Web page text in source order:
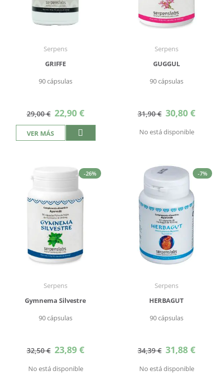
Serpens
GRIFFE
90 cápsulas
29,00 € Precio
especial
22,90 €
VER MÁS
Serpens
GUGGUL
90 cápsulas
31,90 € Precio
especial
30,80 €
No está disponible
-26%
Serpens
Gymnema Silvestre
90 cápsulas
32,50 € Precio
especial
23,89 €
No está disponible
-7%
Serpens
HERBAGUT
90 cápsulas
34,39 € Precio
especial
31,88 €
No está disponible